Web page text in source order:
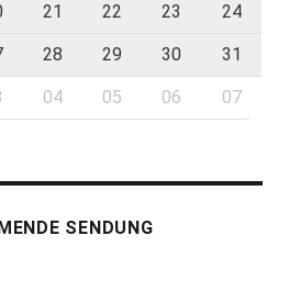
21 22 23 24
28 29 30 31
04 05 06 07
SENDUNG